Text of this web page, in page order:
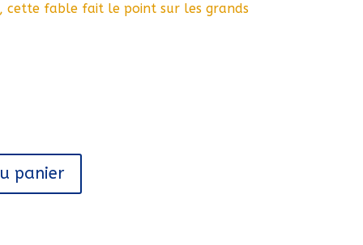
cette fable fait le point sur les grands
panier